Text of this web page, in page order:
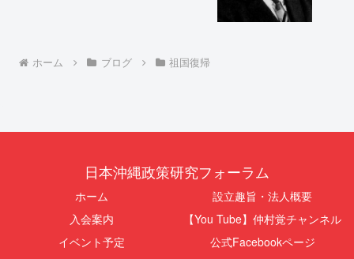
ホーム ブログ 祖国復帰
日本沖縄政策研究フォーラム
ホーム
設立趣旨・法人概要
入会案内
【You Tube】仲村覚チャンネル
イベント予定
公式Facebookページ